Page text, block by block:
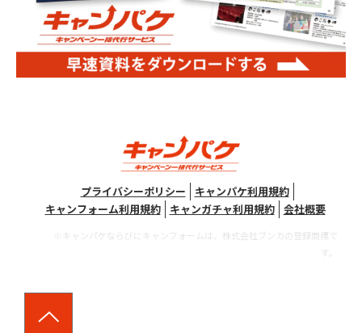
プライバシーポリシー
キャンパケ利用規約
キャンフォーム利用規約
キャンガチャ利用規約 会社概要
※キャンパケならびにキャンフォームは、株式会社ブンカの登録商標で
す。